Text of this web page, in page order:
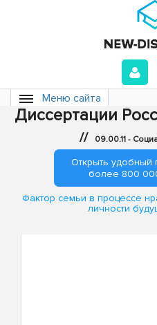
Меню сайта
Диссертации
// 09.00.11 -
Открыть удобный
более 800
Фактор семьи в процессе
личности